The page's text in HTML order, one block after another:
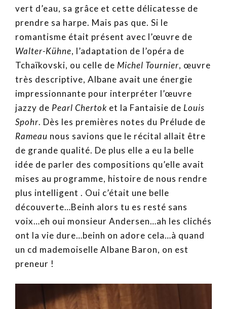
vert d’eau, sa grâce et cette délicatesse de
prendre sa harpe. Mais pas que. Si le
romantisme était présent avec l’œuvre de
Walter-Kühne, l’adaptation de l’opéra de
Tchaïkovski, ou celle de Michel Tournier, œuvre
très descriptive, Albane avait une énergie
impressionnante pour interpréter l’œuvre
jazzy de Pearl Chertok et la Fantaisie de Louis
Spohr. Dès les premières notes du Prélude de
Rameau nous savions que le récital allait être
de grande qualité. De plus elle a eu la belle
idée de parler des compositions qu’elle avait
mises au programme, histoire de nous rendre
plus intelligent . Oui c’était une belle
découverte…Beinh alors tu es resté sans
voix…eh oui monsieur Andersen…ah les clichés
ont la vie dure…beinh on adore cela…à quand
un cd mademoiselle Albane Baron, on est
preneur !